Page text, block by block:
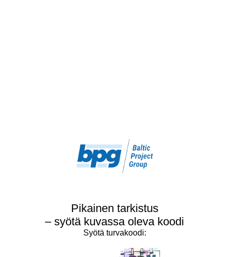
Pikainen tarkistus
– syötä kuvassa oleva koodi
Syötä turvakoodi: